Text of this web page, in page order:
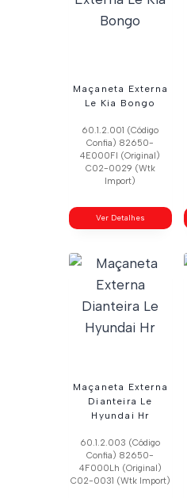
Maçaneta Externa
Le Kia Bongo
60.1.2.001 (Código
Confia) 82650-
4E000Fl (Original)
C02-0029 (Wtk
Import)
Ver Detalhes
Maçaneta Externa
Dianteira Le
Hyundai Hr
60.1.2.003 (Código
Confia) 82650-
4F000Lh (Original)
C02-0031 (Wtk Import)